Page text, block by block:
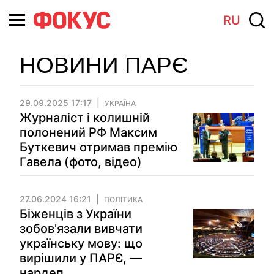
RU
НОВИНИ ПАРЄ
29.09.2025 17:17 УКРАЇНА
Журналіст і колишній
полонений РФ Максим
Буткевич отримав премію
Гавела (фото, відео)
27.06.2024 16:21 ПОЛІТИКА
Біженців з України
зобов'язали вивчати
українську мову: що
вирішили у ПАРЄ, —